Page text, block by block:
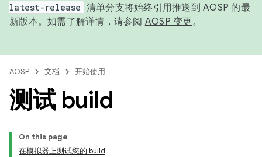
latest-release 清单分支将始终引用推送到 AOSP 的最
新版本。如需了解详情，请参阅 AOSP 变更。
AOSP 文档 开始使用
测试 build
On this page
在模拟器上测试您的 build